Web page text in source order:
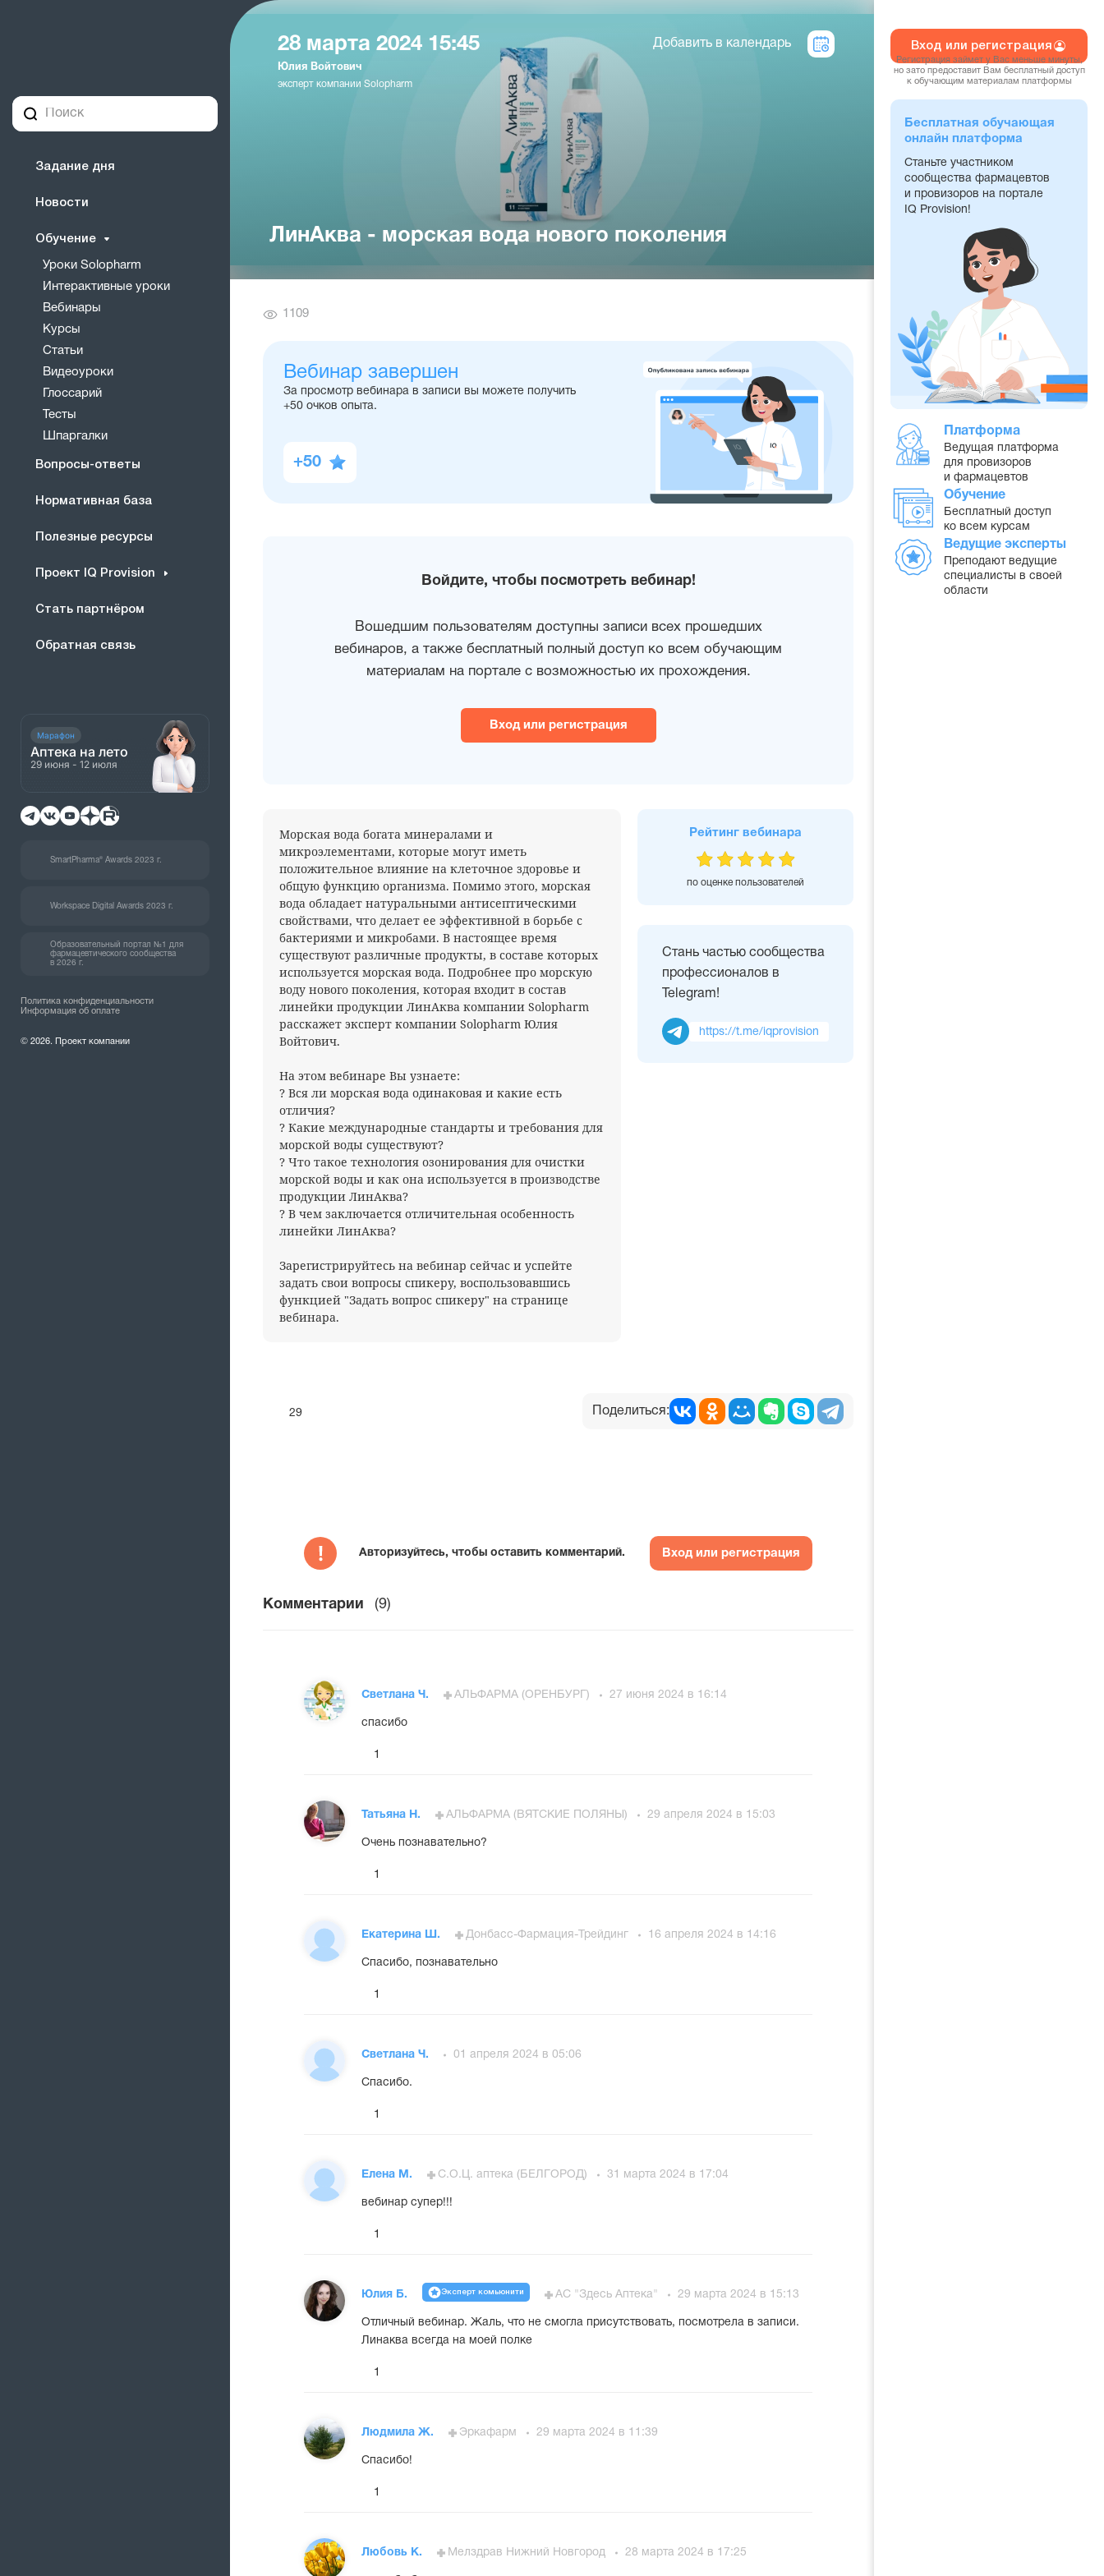
Задание дня
Новости
Обучение
Уроки Solopharm
Интерактивные уроки
Вебинары
Курсы
Статьи
Видеоуроки
Глоссарий
Тесты
Шпаргалки
Вопросы-ответы
Нормативная база
Полезные ресурсы
Проект IQ Provision
Стать партнёром
Обратная связь
Марафон
Аптека на лето
29 июня - 12 июля
SmartPharma® Awards 2023 г.
Workspace Digital Awards 2023 г.
Образовательный портал №1 для
фармацевтического сообщества
в 2026 г.
Политика конфиденциальности
Информация об оплате
© 2026. Проект компании
28 марта 2024 15:45
Юлия Войтович
эксперт компании Solopharm
Добавить в календарь
ЛинАква - морская вода нового поколения
Количество
1109
Вебинар завершен
За просмотр вебинара в записи вы можете получить
+50 очков опыта.
+50
Войдите, чтобы посмотреть вебинар!
Вошедшим пользователям доступны записи всех прошедших
вебинаров, а также бесплатный полный доступ ко всем обучающим
материалам на портале с возможностью их прохождения.
Вход или регистрация
Морская вода богата минералами и
микроэлементами, которые могут иметь
положительное влияние на клеточное здоровье и
общую функцию организма. Помимо этого, морская
вода обладает натуральными антисептическими
свойствами, что делает ее эффективной в борьбе с
бактериями и микробами. В настоящее время
существуют различные продукты, в составе которых
используется морская вода. Подробнее про морскую
воду нового поколения, которая входит в состав
линейки продукции ЛинАква компании Solopharm
расскажет эксперт компании Solopharm Юлия
Войтович.
На этом вебинаре Вы узнаете:
? Вся ли морская вода одинаковая и какие есть
отличия?
? Какие международные стандарты и требования для
морской воды существуют?
? Что такое технология озонирования для очистки
морской воды и как она используется в производстве
продукции ЛинАква?
? В чем заключается отличительная особенность
линейки ЛинАква?
Зарегистрируйтесь на вебинар сейчас и успейте
задать свои вопросы спикеру, воспользовавшись
функцией "Задать вопрос спикеру" на странице
вебинара.
Рейтинг вебинара
по оценке пользователей
Стань частью сообщества
профессионалов в
Telegram!
https://t.me/iqprovision
29 Поделиться:
Авторизуйтесь, чтобы оставить комментарий. Вход или регистрация
Комментарии (9)
Светлана Ч. АЛЬФАРМА (ОРЕНБУРГ) 27 июня 2024 в 16:14
спасибо
1
Татьяна Н. АЛЬФАРМА (ВЯТСКИЕ ПОЛЯНЫ) 29 апреля 2024 в 15:03
Очень познавательно?
1
Екатерина Ш. Донбасс-Фармация-Трейдинг 16 апреля 2024 в 14:16
Спасибо, познавательно
1
Светлана Ч. 01 апреля 2024 в 05:06
Спасибо.
1
Елена М. С.О.Ц. аптека (БЕЛГОРОД) 31 марта 2024 в 17:04
вебинар супер!!!
1
Юлия Б. Эксперт комьюнити АС "Здесь Аптека" 29 марта 2024 в 15:13
Отличный вебинар. Жаль, что не смогла присутствовать, посмотрела в записи.
Линаква всегда на моей полке
1
Людмила Ж. Эркафарм 29 марта 2024 в 11:39
Спасибо!
1
Любовь К. Мелздрав Нижний Новгород 28 марта 2024 в 17:25
Вход или регистрация
Регистрация займет у Вас меньше минуты,
но зато предоставит Вам бесплатный доступ
к обучающим материалам платформы
Бесплатная обучающая
онлайн платформа
Станьте участником
сообщества фармацевтов
и провизоров на портале
IQ Provision!
Платформа
Ведущая платформа
для провизоров
и фармацевтов
Обучение
Бесплатный доступ
ко всем курсам
Ведущие эксперты
Преподают ведущие
специалисты в своей
области